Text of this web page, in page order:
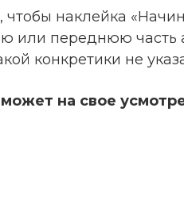
чтобы наклейка
или переднюю часть
конкретики не
на свое